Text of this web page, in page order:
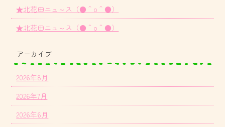
★北花田ニュ～ス（●＾o＾●）
★北花田ニュ～ス（●＾o＾●）
アーカイブ
2026年8月
2026年7月
2026年6月